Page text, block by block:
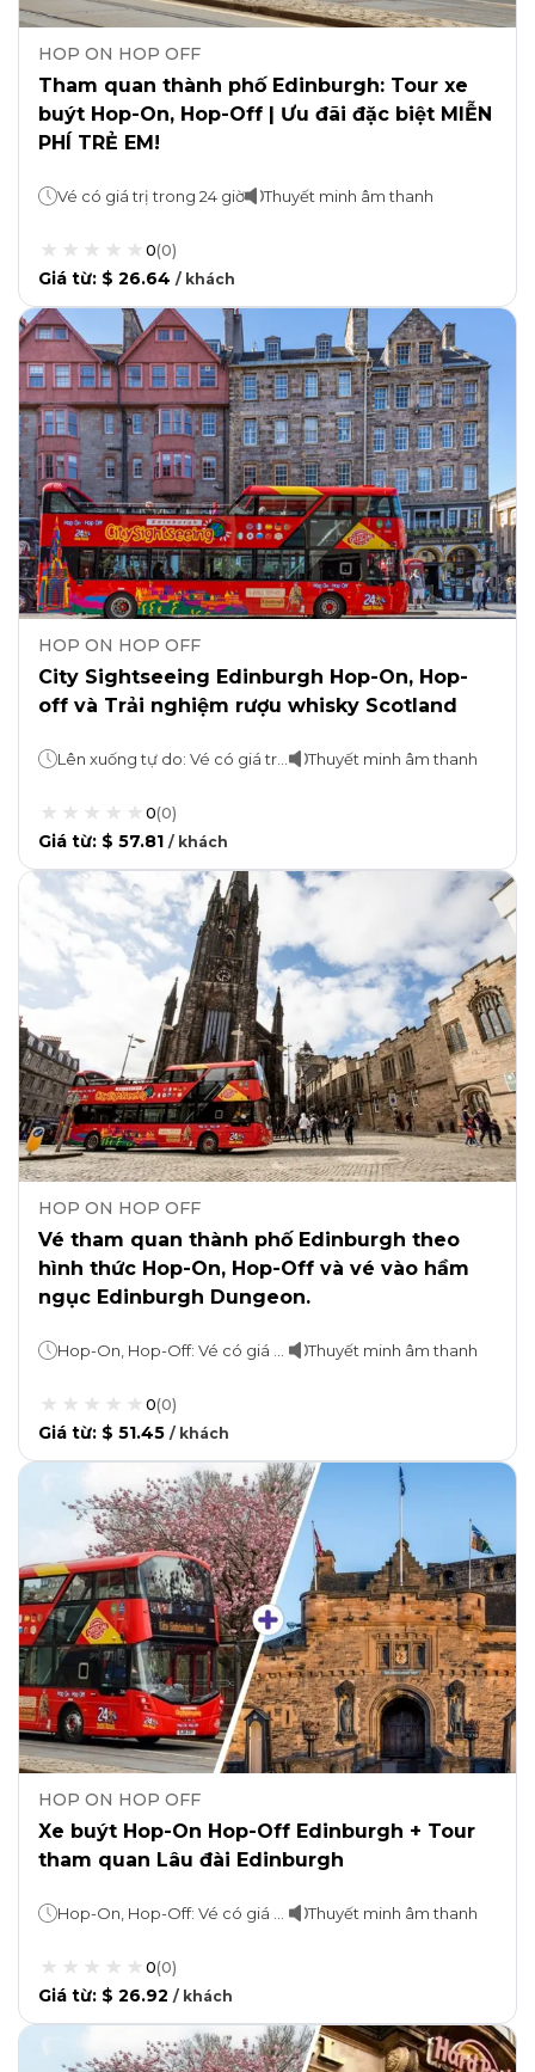
HOP ON HOP OFF
Tham quan thành phố Edinburgh: Tour xe
buýt Hop-On, Hop-Off | Ưu đãi đặc biệt MIỄN
PHÍ TRẺ EM!
Vé có giá trị trong 24 giờ Thuyết minh âm thanh
0(0)
Giá từ: $ 26.64 / khách
HOP ON HOP OFF
City Sightseeing Edinburgh Hop-On, Hop-
off và Trải nghiệm rượu whisky Scotland
Thuyết minh âm thanh
0(0)
Giá từ: $ 57.81 / khách
HOP ON HOP OFF
Vé tham quan thành phố Edinburgh theo
hình thức Hop-On, Hop-Off và vé vào hầm
ngục Edinburgh Dungeon.
Thuyết minh âm thanh
0(0)
Giá từ: $ 51.45 / khách
HOP ON HOP OFF
Xe buýt Hop-On Hop-Off Edinburgh + Tour
tham quan Lâu đài Edinburgh
Thuyết minh âm thanh
0(0)
Giá từ: $ 26.92 / khách